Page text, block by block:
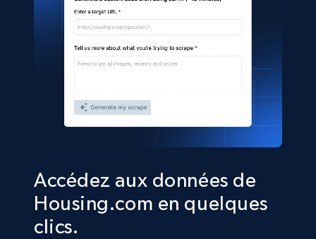
Accédez aux données de
Housing.com en quelques
clics.